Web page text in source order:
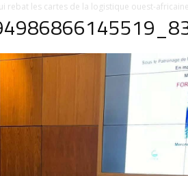
rebat les cartes de la logistique ouest-africaine